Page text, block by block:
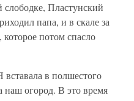
Пластунский
папа, и в скале за
потом спасло
в полшестого
наш огород. В это время